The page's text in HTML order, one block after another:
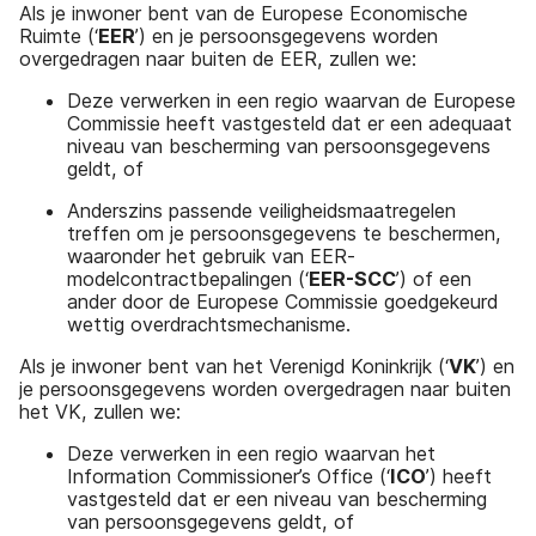
Als je inwoner bent van de Europese Economische
Ruimte (‘EER’) en je persoonsgegevens worden
overgedragen naar buiten de EER, zullen we:
Deze verwerken in een regio waarvan de Europese
Commissie heeft vastgesteld dat er een adequaat
niveau van bescherming van persoonsgegevens
geldt, of
Anderszins passende veiligheidsmaatregelen
treffen om je persoonsgegevens te beschermen,
waaronder het gebruik van EER-
modelcontractbepalingen (‘EER-SCC’) of een
ander door de Europese Commissie goedgekeurd
wettig overdrachtsmechanisme.
Als je inwoner bent van het Verenigd Koninkrijk (‘VK’) en
je persoonsgegevens worden overgedragen naar buiten
het VK, zullen we:
Deze verwerken in een regio waarvan het
Information Commissioner’s Office (‘ICO’) heeft
vastgesteld dat er een niveau van bescherming
van persoonsgegevens geldt, of